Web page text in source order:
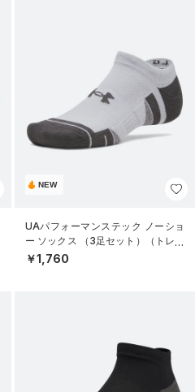
NEW
UAパフォーマンステック ノーショ
ー ソックス （3足セット）（トレー
ニング/UNISEX）
￥1,760